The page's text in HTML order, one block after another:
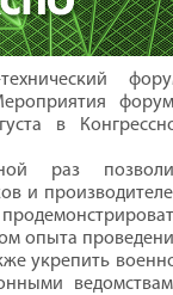
в
раз
и
опыта
укрепить